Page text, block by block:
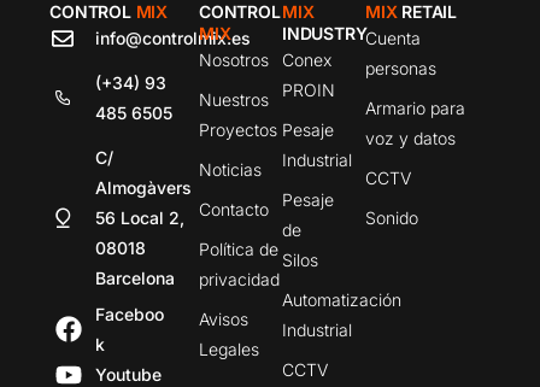
CONTROL MIX
info@controlmix.es
(+34) 93
485 6505
C/
Almogàvers
56 Local 2,
08018
Barcelona
Faceboo
k
Youtube
CONTROL
MIX
Nosotros
Nuestros
Proyectos
Noticias
Contacto
Política de
privacidad
Avisos
Legales
MIX
INDUSTRY
Conex
PROIN
Pesaje
Industrial
Pesaje
de
Silos
Automatización
Industrial
CCTV
MIX RETAIL
Cuenta
personas
Armario para
voz y datos
CCTV
Sonido